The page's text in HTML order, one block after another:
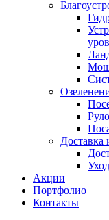
Доставка
Акции
Портфолио
Контакты